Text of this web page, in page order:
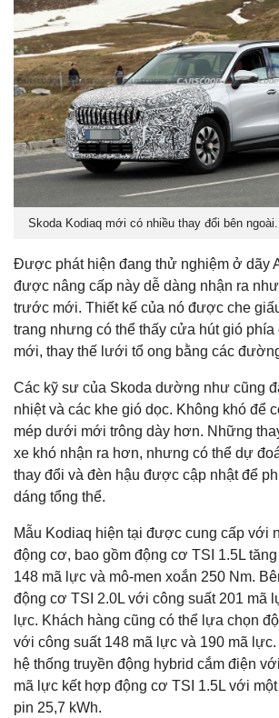
Skoda Kodiaq mới có nhiều thay đổi bên
Được phát hiện đang thử nghiệm ở dãy
được nâng cấp này dễ dàng nhận ra
trước mới. Thiết kế của nó được che
trang nhưng có thể thấy cửa hút gió
mới, thay thế lưới tổ ong bằng các
Các kỹ sư của Skoda dường như cũng
nhiệt và các khe gió dọc. Không khó để
mép dưới mới trông dày hơn. Những
xe khó nhận ra hơn, nhưng có thể dự
thay đổi và đèn hậu được cập nhật để
dáng tổng thể.
Mẫu Kodiaq hiện tại được cung cấp với
động cơ, bao gồm động cơ TSI 1.5L
148 mã lực và mô-men xoắn 250 Nm.
động cơ TSI 2.0L với công suất 201 mã
lực. Khách hàng cũng có thể lựa chọn
với công suất 148 mã lực và 190 mã
hệ thống truyền động hybrid cắm điện
mã lực kết hợp động cơ TSI 1.5L với
pin 25,7 kWh.